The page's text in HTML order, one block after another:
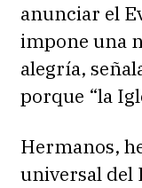
anunciar el
impone una
alegría,
porque “la
Hermanos,
universal del